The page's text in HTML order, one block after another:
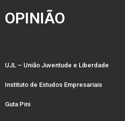
OPINIÃO
UJL – União Juventude e Liberdade
Instituto de Estudos Empresariais
Guta Pini